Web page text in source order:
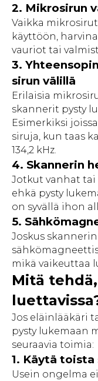
2. Mikrosirun
Vaikka
käyttöön,
vauriot tai
3.
sirun välillä
Erilaisia
skannerit pysty
Esimerkiksi
siruja, kun taas
134,2 kHz.
4. Skannerin
Jotkut vanhat
ehkä pysty
on syvällä ihon
5.
Joskus
mikä vaikeuttaa
Mitä
Jos eläinlääkäri
pysty lukemaan
seuraavia toimia:
1. Käytä toista
Usein ongelma